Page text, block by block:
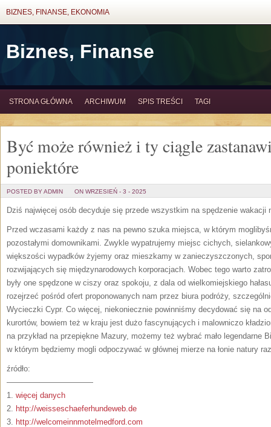
BIZNES, FINANSE, EKONOMIA
Biznes, Finanse
STRONA GŁÓWNA ARCHIWUM SPIS TREŚCI TAGI
Być może również i ty ciągle
poniektóre
POSTED BY ADMIN ON WRZESIEŃ - 3 - 2025
Dziś najwięcej osób decyduje się przede wszystkim na spędzenie wakacji
Przed wczasami każdy z nas na pewno szuka miejsca, w którym
pozostałymi domownikami. Zwykle wypatrujemy miejsc cichych,
większości wypadków żyjemy oraz mieszkamy w zanieczyszczonych,
rozwijających się międzynarodowych korporacjach. Wobec tego warto
były one spędzone w ciszy oraz spokoju, z dala od wielkomiejskiego
rozejrzeć pośród ofert proponowanych nam przez biura podróży,
Wycieczki Cypr. Co więcej, niekoniecznie powinniśmy decydować się na
kurortów, bowiem też w kraju jest dużo fascynujących i malowniczo
na przykład na przepiękne Mazury, możemy też wybrać mało legendarne
w którym będziemy mogli odpoczywać w głównej mierze na łonie natury
źródło:
———————————
1. więcej danych
2. http://weisseschaeferhundeweb.de
3. http://welcomeinnmotelmedford.com